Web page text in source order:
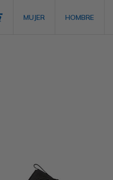
MUJER HOMBRE